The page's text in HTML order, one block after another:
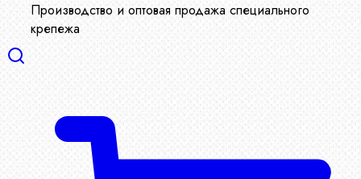
Производство и оптовая продажа специального
крепежа